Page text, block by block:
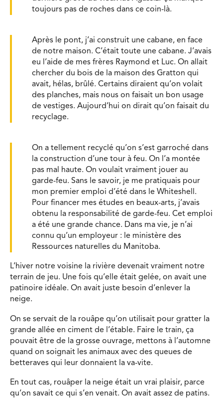
toujours pas de roches dans ce coin-là.
Après le pont, j’ai construit une cabane, en face
de notre maison. C’était toute une cabane. J’avais
eu l’aide de mes frères Raymond et Luc. On allait
chercher du bois de la maison des Gratton qui
avait, hélas, brûlé. Certains diraient qu’on volait
des planches, mais nous on faisait un bon usage
de vestiges. Aujourd’hui on dirait qu’on faisait du
recyclage.
On a tellement recyclé qu’on s’est garroché dans
la construction d’une tour à feu. On l’a montée
pas mal haute. On voulait vraiment jouer au
garde-feu. Sans le savoir, je me pratiquais pour
mon premier emploi d’été dans le Whiteshell.
Pour financer mes études en beaux-arts, j’avais
obtenu la responsabilité de garde-feu. Cet emploi
a été une grande chance. Dans ma vie, je n’ai
connu qu’un employeur : le ministère des
Ressources naturelles du Manitoba.
L’hiver notre voisine la rivière devenait vraiment notre
terrain de jeu. Une fois qu’elle était gelée, on avait une
patinoire idéale. On avait juste besoin d’enlever la
neige.
On se servait de la rouâpe qu’on utilisait pour gratter la
grande allée en ciment de l’étable. Faire le train, ça
pouvait être de la grosse ouvrage, mettons à l’automne
quand on soignait les animaux avec des queues de
betteraves qui leur donnaient la va-vite.
En tout cas, rouâper la neige était un vrai plaisir, parce
qu’on savait ce qui s’en venait. On avait assez de patins.